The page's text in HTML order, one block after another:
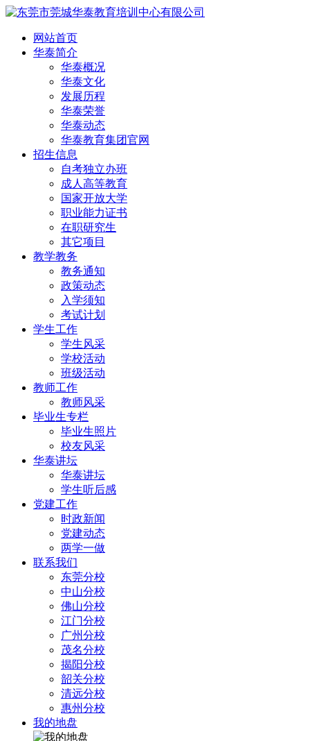
网站首页
华泰简介
华泰概况
华泰文化
发展历程
华泰荣誉
华泰动态
华泰教育集团官网
招生信息
自考独立办班
成人高等教育
国家开放大学
职业能力证书
在职研究生
其它项目
教学教务
教务通知
政策动态
入学须知
考试计划
学生工作
学生风采
学校活动
班级活动
教师工作
教师风采
毕业生专栏
毕业生照片
校友风采
华泰讲坛
华泰讲坛
学生听后感
党建工作
时政新闻
党建动态
两学一做
联系我们
东莞分校
中山分校
佛山分校
江门分校
广州分校
茂名分校
揭阳分校
韶关分校
清远分校
惠州分校
我的地盘